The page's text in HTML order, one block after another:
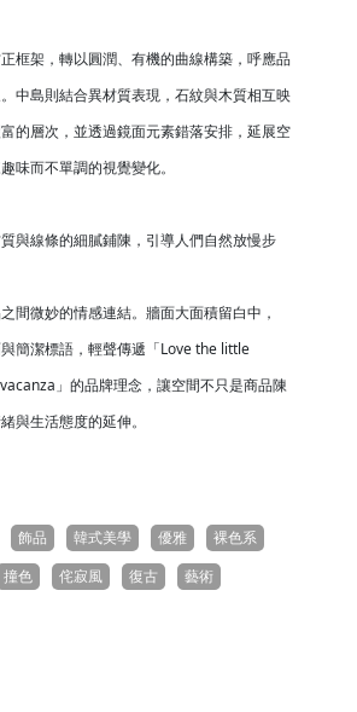
框架，轉以圓潤、有機的曲線構築，呼應品
中島則結合異材質表現，石紋與木質相互映
的層次，並透過鏡面元素錯落安排，延展空
味而不單調的視覺變化。
與線條的細膩鋪陳，引導人們自然放慢步
間微妙的情感連結。牆面大面積留白中，
簡潔標語，輕聲傳遞「Love the little
」的品牌理念，讓空間不只是商品陳
與生活態度的延伸。
飾品 韓式美學 優雅
裸色系
撞色 侘寂風 復古
藝術